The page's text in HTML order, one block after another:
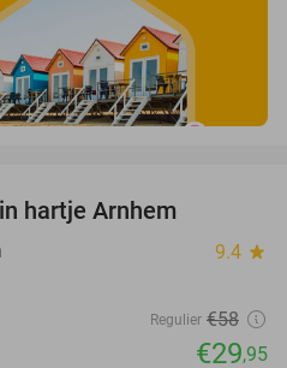
hartje Arnhem
9.4 star
Regulier €58
€29,95